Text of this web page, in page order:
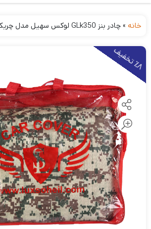
خانه »چادر بنز GLk350 لوکس سهیل مدل چریکی
٪
8
ت
خ
ف
ی
ف